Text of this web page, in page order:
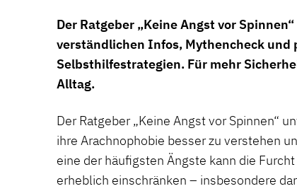
Der Ratgeber „Keine Angst vor
verständlichen Infos, Mythencheck und
Selbsthilfestrategien. Für mehr
Alltag.
Der Ratgeber „Keine Angst vor Spinnen“
ihre Arachnophobie besser zu verstehen
eine der häufigsten Ängste kann die
erheblich einschränken – insbesondere